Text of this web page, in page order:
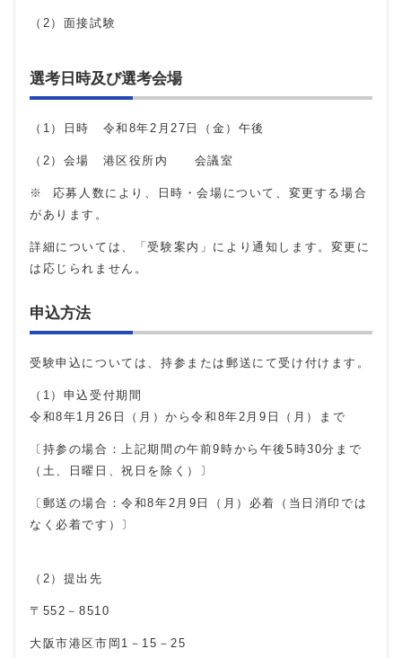
（2）面接試験
選考日時及び選考会場
（1）日時 令和8年2月27日（金）午後
（2）会場 港区役所内 会議室
※ 応募人数により、日時・会場について、変更する場合
があります。
詳細については、「受験案内」により通知します。変更に
は応じられません。
申込方法
受験申込については、持参または郵送にて受け付けます。
（1）申込受付期間
令和8年1月26日（月）から令和8年2月9日（月）まで
〔持参の場合：上記期間の午前9時から午後5時30分まで
（土、日曜日、祝日を除く）〕
〔郵送の場合：令和8年2月9日（月）必着（当日消印では
なく必着です）〕
（2）提出先
〒552－8510
大阪市港区市岡1－15－25